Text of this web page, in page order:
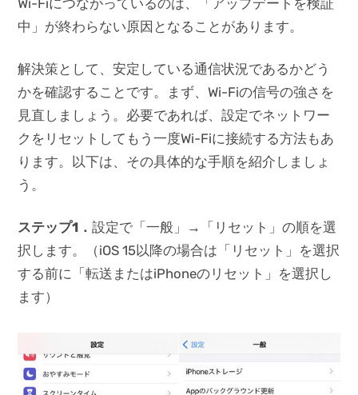
中」が終わらない原因となることがあります。
解決策として、安定している通信状況であるかどう
かを確認することです。まず、Wi-Fiの信号の強さを
見直しましょう。必要であれば、設定でネットワー
クをリセットしてもう一度Wi-Fiに接続する方法もあ
ります。以下は、その具体的な手順を紹介しましょ
う。
ステップ1 ．設定で「一般」→「リセット」の順を選
択します。（iOS 15以降の場合は「リセット」を選択
する前に「転送またはiPhoneのリセット」を選択し
ます）